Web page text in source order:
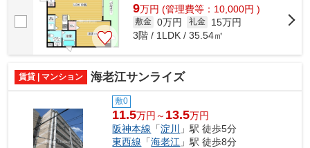
9万円 (管理費等：10,000円 )
敷金 0万円 礼金
15万円
3階 / 1LDK / 35.54㎡
賃貸 | マンション 海老江サンライズ
敷0
11.5万円～ 13.5万円
阪神本線 「淀川
」駅 徒歩5分
東西線 「海老江 」駅 徒歩8分